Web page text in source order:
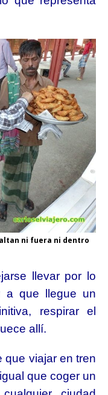
ni fuera ni dentro
llevar por lo
a que llegue un
respirar el
allí.
que viajar en tren
que coger un